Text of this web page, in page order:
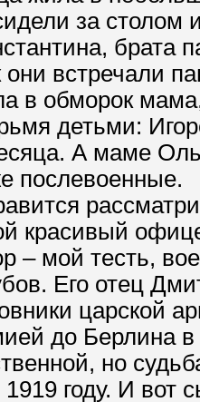
за столом
брата
они встречали
в обморок
детьми:
А маме
послевоенные.
красивый
– мой тесть,
Его отец
царской
до Берлина
но
году. И вот